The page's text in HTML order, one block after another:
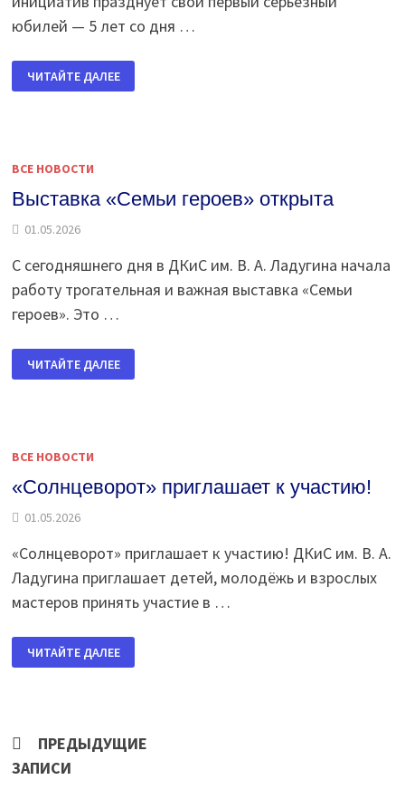
юбилей — 5 лет со дня …
ЮБИЛЕЙ
ПРЕЗИДЕНТСКОГО
ФОНДА
ЧИТАЙТЕ ДАЛЕЕ
ВСЕ НОВОСТИ
Выставка «Семьи героев» открыта
01.05.2026
С сегодняшнего дня в ДКиС им. В. А. Ладугина начала
работу трогательная и важная выставка «Семьи
героев». Это …
ВЫСТАВКА
«СЕМЬИ
ГЕРОЕВ»
ЧИТАЙТЕ ДАЛЕЕ
ВСЕ НОВОСТИ
«Солнцеворот» приглашает к участию!
01.05.2026
«Солнцеворот» приглашает к участию! ДКиС им. В. А.
Ладугина приглашает детей, молодёжь и взрослых
мастеров принять участие в …
«СОЛНЦЕВОРОТ»
ПРИГЛАШАЕТ
К
ЧИТАЙТЕ ДАЛЕЕ
Навигация
по
ПРЕДЫДУЩИЕ
ЗАПИСИ